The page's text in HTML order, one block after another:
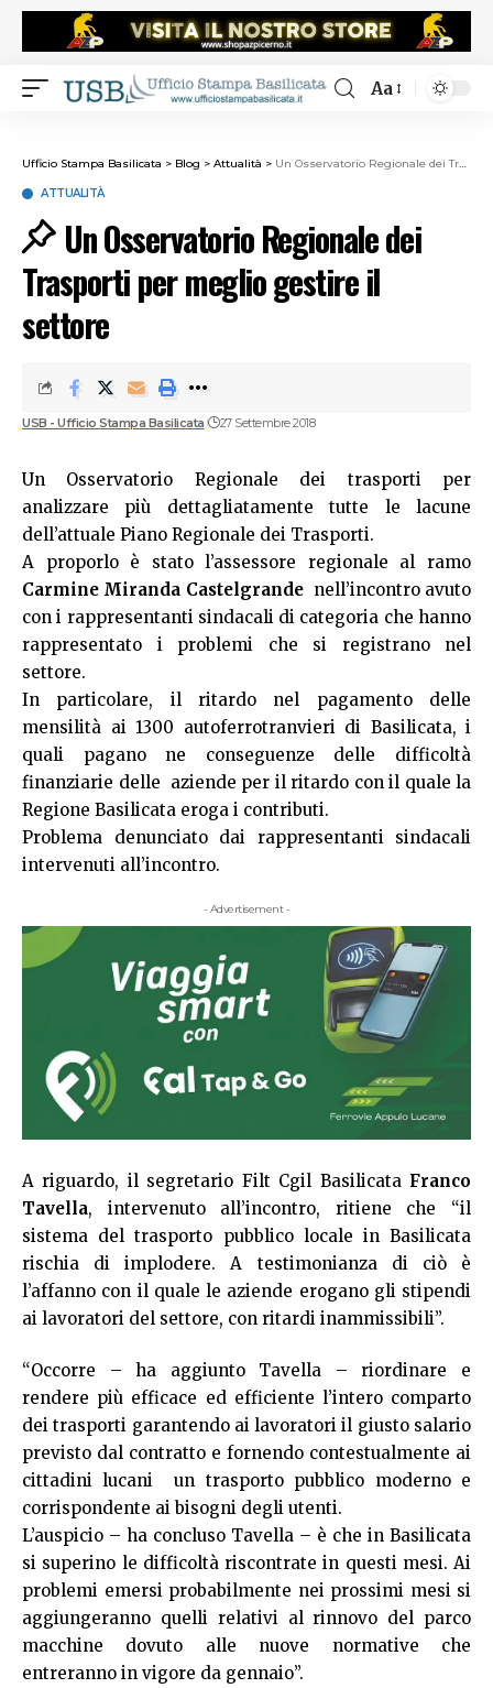
Aa
Ufficio Stampa Basilicata > Blog > Attualità > Un Osservatorio Regionale dei Trasporti per meglio gestire il settore
ATTUALITÀ
Un Osservatorio Regionale dei
Trasporti per meglio gestire il
settore
USB - Ufficio Stampa Basilicata 27 Settembre 2018
Un Osservatorio Regionale dei trasporti per
analizzare più dettagliatamente tutte le lacune
dell’attuale Piano Regionale dei Trasporti.
A proporlo è stato l’assessore regionale al ramo
Carmine Miranda Castelgrande nell’incontro avuto
con i rappresentanti sindacali di categoria che hanno
rappresentato i problemi che si registrano nel
settore.
In particolare, il ritardo nel pagamento delle
mensilità ai 1300 autoferrotranvieri di Basilicata, i
quali pagano ne conseguenze delle difficoltà
finanziarie delle aziende per il ritardo con il quale la
Regione Basilicata eroga i contributi.
Problema denunciato dai rappresentanti sindacali
intervenuti all’incontro.
- Advertisement -
A riguardo, il segretario Filt Cgil Basilicata Franco
Tavella, intervenuto all’incontro, ritiene che “il
sistema del trasporto pubblico locale in Basilicata
rischia di implodere. A testimonianza di ciò è
l’affanno con il quale le aziende erogano gli stipendi
ai lavoratori del settore, con ritardi inammissibili”.
“Occorre – ha aggiunto Tavella – riordinare e
rendere più efficace ed efficiente l’intero comparto
dei trasporti garantendo ai lavoratori il giusto salario
previsto dal contratto e fornendo contestualmente ai
cittadini lucani un trasporto pubblico moderno e
corrispondente ai bisogni degli utenti.
L’auspicio – ha concluso Tavella – è che in Basilicata
si superino le difficoltà riscontrate in questi mesi. Ai
problemi emersi probabilmente nei prossimi mesi si
aggiungeranno quelli relativi al rinnovo del parco
macchine dovuto alle nuove normative che
entreranno in vigore da gennaio”.